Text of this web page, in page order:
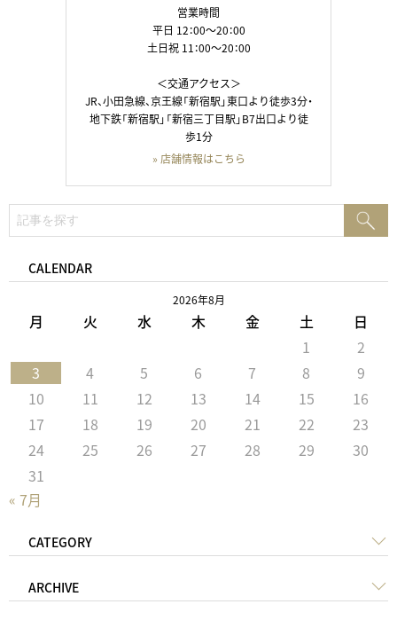
営業時間
平日 12：00～20：00
土日祝 11：00～20：00
＜交通アクセス＞
JR、小田急線、京王線「新宿駅」東口より徒歩3分・
地下鉄「新宿駅」「新宿三丁目駅」B7出口より徒
歩1分
» 店舗情報はこちら
索:
CALENDAR
2026年8月
月 火 水 木 金 土 日
« 7月
1
2
3
4 5 6 7 8
9
10
11 12 13 14 15
16
17
18 19 20 21 22
23
24
25 26 27 28 29
30
31
CATEGORY
ARCHIVE